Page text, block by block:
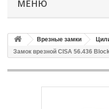
МЕНЮ
Врезные замки
Замок врезной CISA 56.436